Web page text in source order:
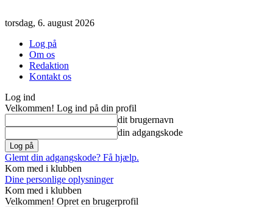
torsdag, 6. august 2026
Log på
Om os
Redaktion
Kontakt os
Log ind
Velkommen! Log ind på din profil
dit brugernavn
din adgangskode
Glemt din adgangskode? Få hjælp.
Kom med i klubben
Dine personlige oplysninger
Kom med i klubben
Velkommen! Opret en brugerprofil